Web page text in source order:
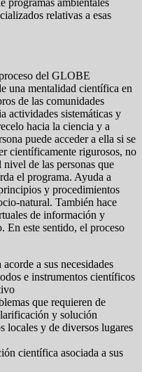
relativas a esas
del GLOBE
una mentalidad científica en
de las comunidades
actividades sistemáticas y
hacia la ciencia y a
puede acceder a ella si se
científicamente rigurosos, no
nivel de las personas que
el programa. Ayuda a
y procedimientos
natural. También hace
de información y
En este sentido, el proceso
a sus necesidades
e instrumentos científicos
que requieren de
y solución
locales y de diversos lugares
científica asociada a sus